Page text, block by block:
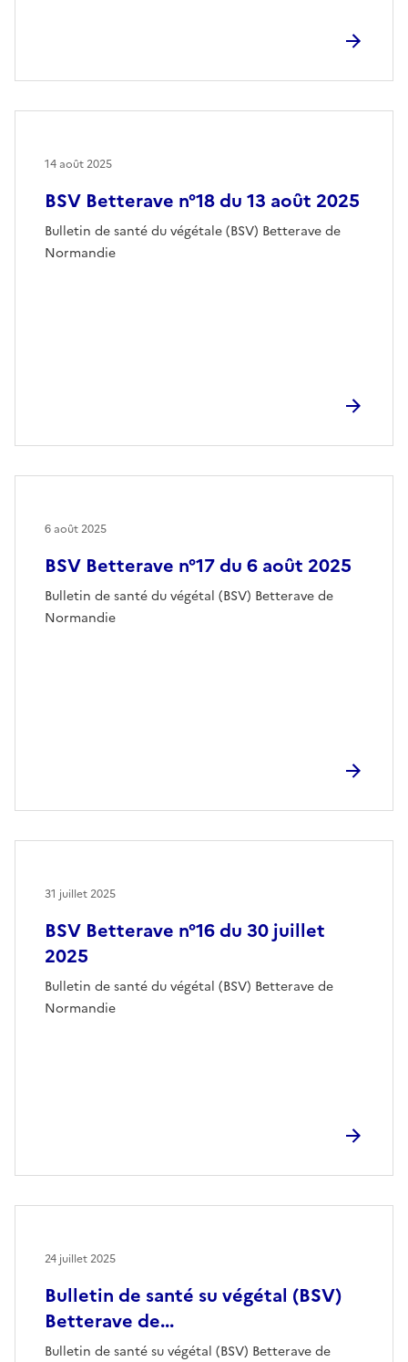
BSV Betterave n°18 du 13 août 2025
Bulletin de santé du végétale (BSV) Betterave de
Normandie
14 août 2025
BSV Betterave n°17 du 6 août 2025
Bulletin de santé du végétal (BSV) Betterave de
Normandie
6 août 2025
BSV Betterave n°16 du 30 juillet
2025
Bulletin de santé du végétal (BSV) Betterave de
Normandie
31 juillet 2025
Bulletin de santé su végétal (BSV)
Betterave de...
Bulletin de santé su végétal (BSV) Betterave de
24 juillet 2025